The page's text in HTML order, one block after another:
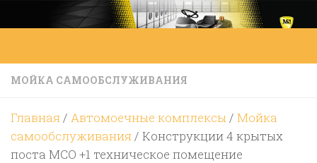
Перейти к содержимому
МОЙКА САМООБСЛУЖИВАНИЯ
Главная/ Автомоечные комплексы/ Мойка
самообслуживания/ Конструкции 4 крытых
поста МСО +1 техническое помещение